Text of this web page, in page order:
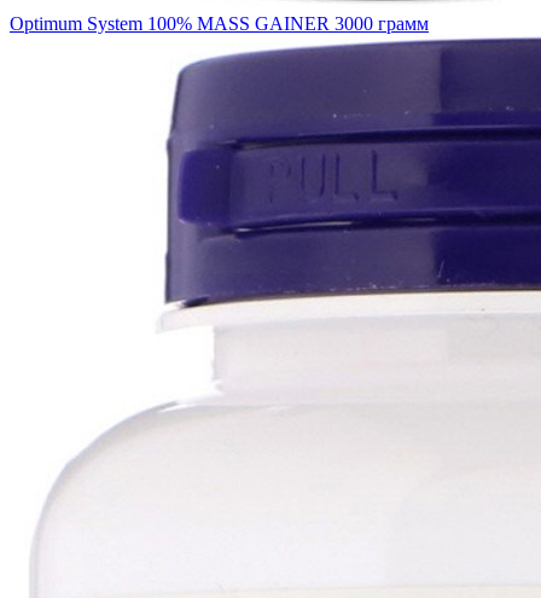
Optimum System 100% MASS GAINER 3000 грамм